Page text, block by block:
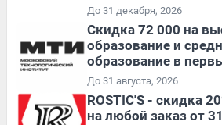
До 31 декабря, 2026
Скидка 72 000 на
образование и
образование в
До 31 августа, 2026
ROSTIC'S - скидка
на любой заказ от